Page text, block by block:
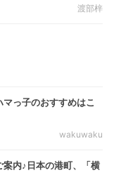
渡部梓
っ子のおすすめはこ
wakuwaku
内♪日本の港町、「横